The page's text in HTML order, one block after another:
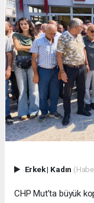
Erkek| Kadın
CHP Mut’ta büyük